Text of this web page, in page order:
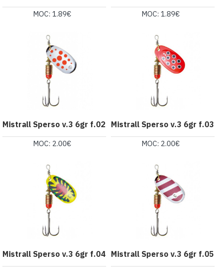
MOC: 1.89€ MOC: 1.89€
Mistrall Sperso v.3 6gr f.02
MOC: 2.00€
Mistrall Sperso v.3 6gr f.03
MOC: 2.00€
Mistrall Sperso v.3 6gr f.04 Mistrall Sperso v.3 6gr f.05